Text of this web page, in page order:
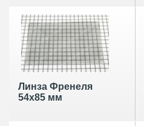
(3х) 52939
Линза Френеля
54х85 мм